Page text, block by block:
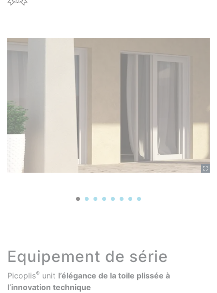
Equipement de série
Picoplis® unit l’élégance de la toile plissée à
l’innovation technique